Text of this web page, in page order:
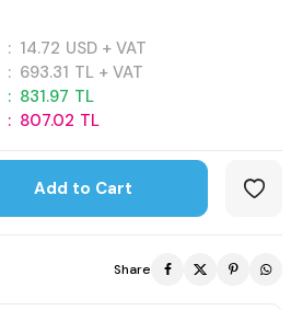
: 14.72 USD + VAT
: 693.31 TL + VAT
: 831.97 TL
: 807.02 TL
Add to Cart
Share